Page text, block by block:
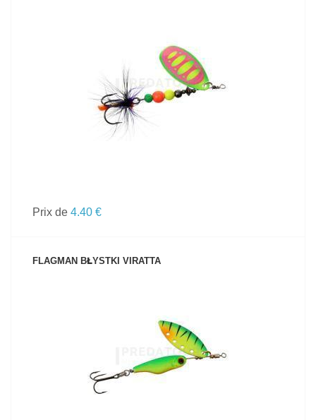
VOIR LE PRODUIT
Prix de 4.40 €
FLAGMAN BŁYSTKI VIRATTA
VOIR LE PRODUIT